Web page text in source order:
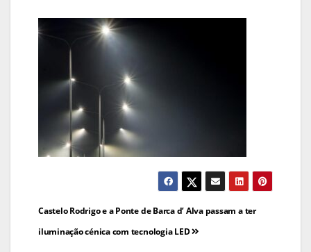
Navegação
de
Castelo Rodrigo e a Ponte de Barca d’ Alva passam a ter
iluminação cénica com tecnologia LED